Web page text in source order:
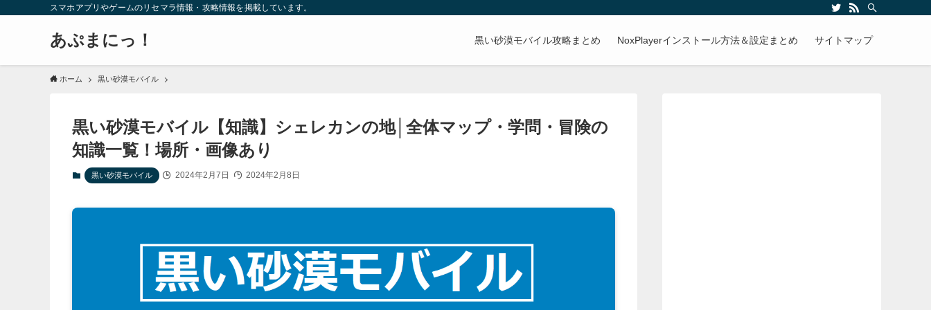
スマホアプリやゲームのリセマラ情報・攻略情報を掲載しています。
あぷまにっ！ 黒い砂漠モバイル攻略まとめ NoxPlayerインストール方法＆設定まとめ サイトマップ
ホーム 黒い砂漠モバイル
黒い砂漠モバイル【知識】シェレカンの地│全体マップ・学問・冒険の
知識一覧！場所・画像あり
黒い砂漠モバイル 2024年2月7日 2024年2月8日